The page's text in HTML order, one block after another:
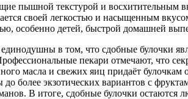
пышной текстурой и восхитительным
своей легкостью и насыщенным
особенно детей, быстрой домашней
в том, что сдобные булочки
пекари отмечают, что
масла и свежих яиц придаёт
более экзотических вариантов с
В итоге, сдобные булочки